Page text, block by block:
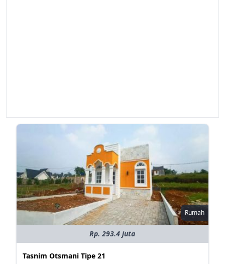
Rumah
Rp. 293.4 juta
Tasnim Otsmani Tipe 21